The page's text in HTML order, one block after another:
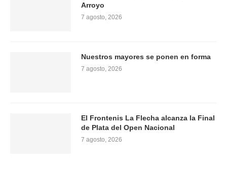
Arroyo
7 agosto, 2026
Nuestros mayores se ponen en forma
7 agosto, 2026
El Frontenis La Flecha alcanza la Final
de Plata del Open Nacional
7 agosto, 2026